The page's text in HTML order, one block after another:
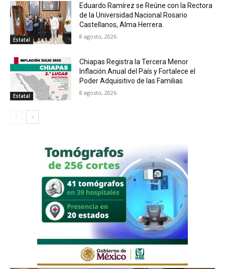
Estatal
Eduardo Ramírez se Reúne con la Rectora
de la Universidad Nacional Rosario
Castellanos, Alma Herrera.
8 agosto, 2026
Estatal
Chiapas Registra la Tercera Menor
Inflación Anual del País y Fortalece el
Poder Adquisitivo de las Familias
8 agosto, 2026